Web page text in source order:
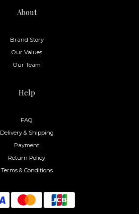
About
Brand Story
Our Values
Our Team
Help
FAQ
Delivery & Shipping
Payment
Return Policy
Terms & Conditions